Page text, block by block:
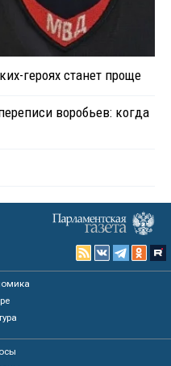
героях станет проще
воробьев: когда